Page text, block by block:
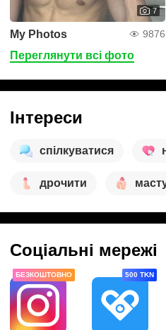
7
My Photos 9876
Переглянути всі фото
Інтереси
спілкуватися
дрочити
Соціальні мережі
БЕЗКОШТОВНО 500 TKN